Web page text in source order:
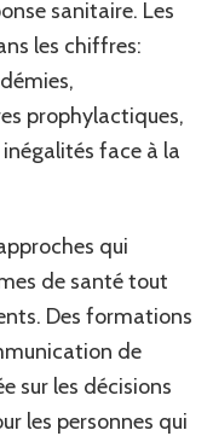
sanitaire. Les
les chiffres:
prophylactiques,
face à la
qui
de santé tout
Des formations
de
sur les décisions
les personnes qui